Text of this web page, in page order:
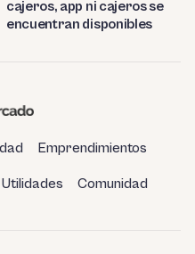
cajeros, app ni cajeros se
encuentran disponibles
Emprendimientos
Utilidades Comunidad